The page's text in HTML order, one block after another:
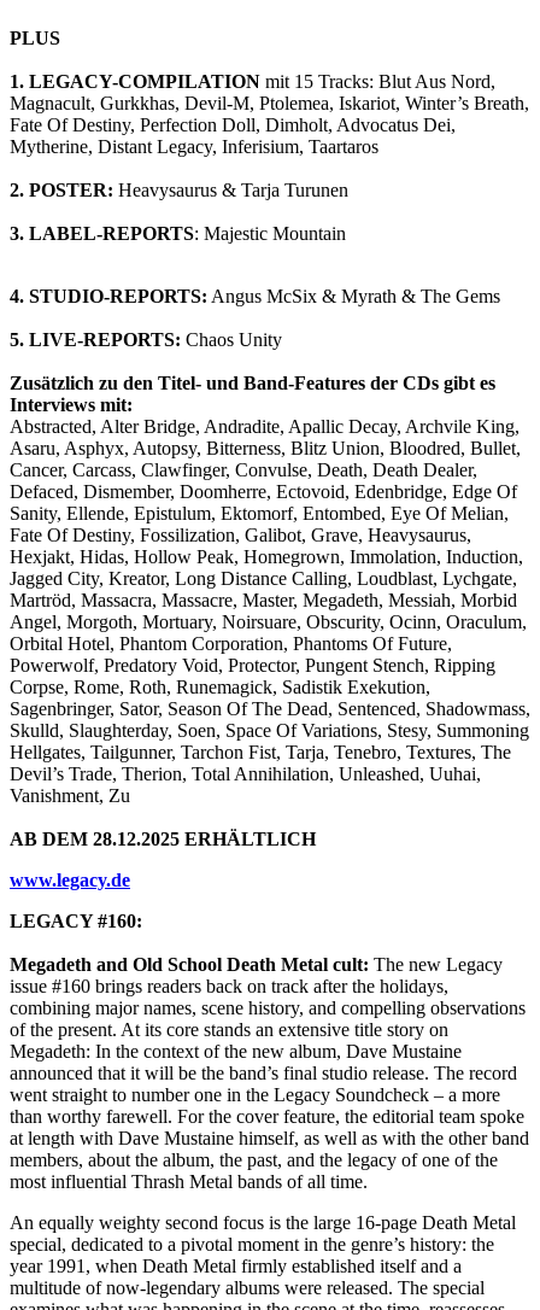
PLUS
1. LEGACY-COMPILATION mit 15 Tracks: Blut Aus Nord,
Magnacult, Gurkkhas, Devil-M, Ptolemea, Iskariot, Winter’s Breath,
Fate Of Destiny, Perfection Doll, Dimholt, Advocatus Dei,
Mytherine, Distant Legacy, Inferisium, Taartaros
2. POSTER: Heavysaurus & Tarja Turunen
3. LABEL-REPORTS: Majestic Mountain
4. STUDIO-REPORTS: Angus McSix & Myrath & The Gems
5. LIVE-REPORTS: Chaos Unity
Zusätzlich zu den Titel- und Band-Features der CDs gibt es
Interviews mit:
Abstracted, Alter Bridge, Andradite, Apallic Decay, Archvile King,
Asaru, Asphyx, Autopsy, Bitterness, Blitz Union, Bloodred, Bullet,
Cancer, Carcass, Clawfinger, Convulse, Death, Death Dealer,
Defaced, Dismember, Doomherre, Ectovoid, Edenbridge, Edge Of
Sanity, Ellende, Epistulum, Ektomorf, Entombed, Eye Of Melian,
Fate Of Destiny, Fossilization, Galibot, Grave, Heavysaurus,
Hexjakt, Hidas, Hollow Peak, Homegrown, Immolation, Induction,
Jagged City, Kreator, Long Distance Calling, Loudblast, Lychgate,
Martröd, Massacra, Massacre, Master, Megadeth, Messiah, Morbid
Angel, Morgoth, Mortuary, Noirsuare, Obscurity, Ocinn, Oraculum,
Orbital Hotel, Phantom Corporation, Phantoms Of Future,
Powerwolf, Predatory Void, Protector, Pungent Stench, Ripping
Corpse, Rome, Roth, Runemagick, Sadistik Exekution,
Sagenbringer, Sator, Season Of The Dead, Sentenced, Shadowmass,
Skulld, Slaughterday, Soen, Space Of Variations, Stesy, Summoning
Hellgates, Tailgunner, Tarchon Fist, Tarja, Tenebro, Textures, The
Devil’s Trade, Therion, Total Annihilation, Unleashed, Uuhai,
Vanishment, Zu
AB DEM 28.12.2025 ERHÄLTLICH
www.legacy.de
LEGACY #160:
Megadeth and Old School Death Metal cult: The new Legacy
issue #160 brings readers back on track after the holidays,
combining major names, scene history, and compelling observations
of the present. At its core stands an extensive title story on
Megadeth: In the context of the new album, Dave Mustaine
announced that it will be the band’s final studio release. The record
went straight to number one in the Legacy Soundcheck – a more
than worthy farewell. For the cover feature, the editorial team spoke
at length with Dave Mustaine himself, as well as with the other band
members, about the album, the past, and the legacy of one of the
most influential Thrash Metal bands of all time.
An equally weighty second focus is the large 16-page Death Metal
special, dedicated to a pivotal moment in the genre’s history: the
year 1991, when Death Metal firmly established itself and a
multitude of now-legendary albums were released. The special